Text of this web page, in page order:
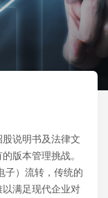
说明书及法律文
版本管理挑战。
子）流转，传统的
满足现代企业对